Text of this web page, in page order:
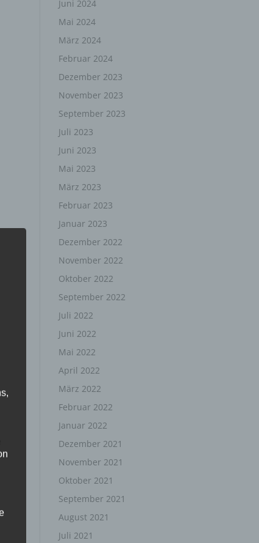
Juni 2024
Mai 2024
März 2024
Februar 2024
Dezember 2023
November 2023
September 2023
Juli 2023
Juni 2023
Mai 2023
März 2023
Februar 2023
Januar 2023
Dezember 2022
November 2022
Oktober 2022
September 2022
Juli 2022
Juni 2022
Mai 2022
April 2022
März 2022
Februar 2022
Januar 2022
Dezember 2021
November 2021
Oktober 2021
September 2021
August 2021
Juli 2021